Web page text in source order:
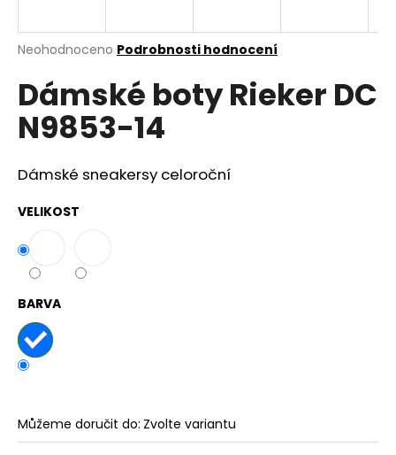
Průměrné
produktu
je
0,0
hvězdiček.
Neohodnoceno Podrobnosti hodnocení
Dámské boty Rieker DC
N9853-14
Dámské sneakersy celoroční
VELIKOST
BARVA
Můžeme doručit do: Zvolte variantu
j
t
?
D
o
p
o
r
u
j